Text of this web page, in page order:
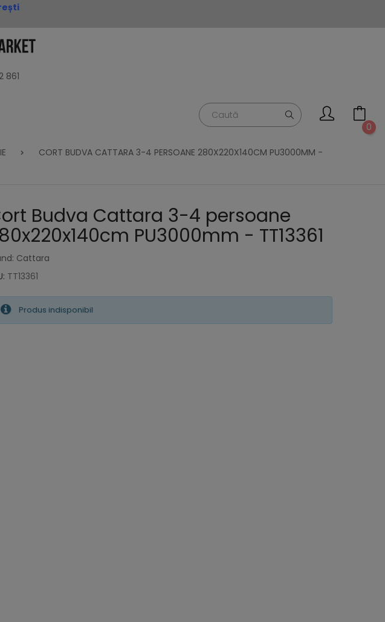
861
0
CORT BUDVA CATTARA 3-4 PERSOANE 280X220X140CM PU3000MM -
Budva Cattara 3-4 persoane
PU3000mm - TT13361
Cattara
TT13361
Produs indisponibil